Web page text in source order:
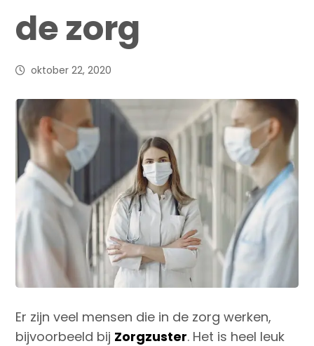
de zorg
oktober 22, 2020
Er zijn veel mensen die in de zorg werken,
bijvoorbeeld bij Zorgzuster. Het is heel leuk